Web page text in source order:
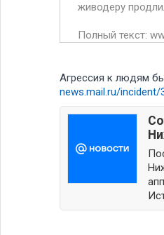
живодеру
Полный текст:
Агрессия к людям
news.mail.ru/